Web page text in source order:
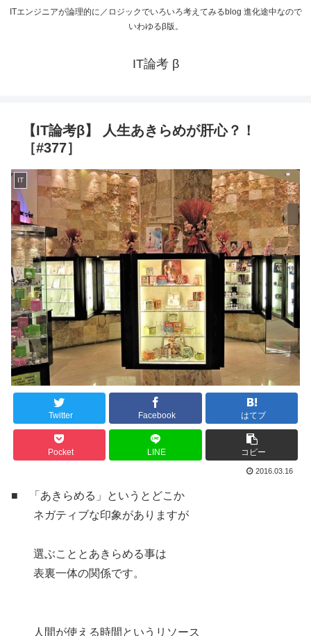
ITエンジニアが論理的に／ロジックでいろいろ考えてみるblog 進化途中なので
いわゆるβ版。
IT論考 β
【IT論考β】 人生あきらめが肝心？！
［#377］
IT
Twitter Facebook はてブ
Pocket LINE コピー
2016.03.16
■ 「あきらめる」というとどこか
ネガティブな印象がありますが
選ぶこととあきらめる事は
表裏一体の関係です。
人間が使える時間というリソース